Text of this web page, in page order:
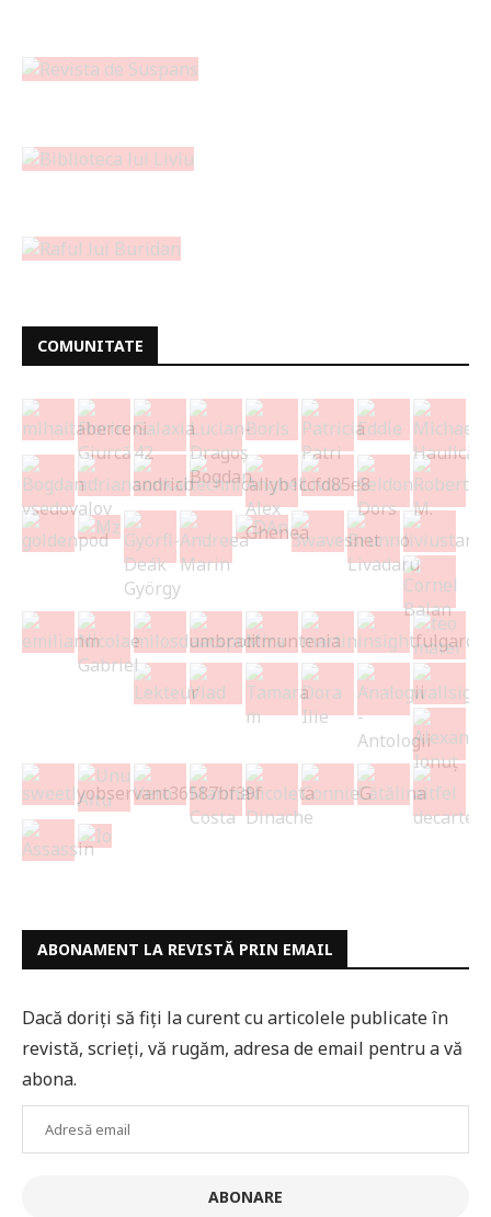
COMUNITATE
ABONAMENT LA REVISTĂ PRIN EMAIL
Dacă doriți să fiți la curent cu articolele publicate în
revistă, scrieți, vă rugăm, adresa de email pentru a vă
abona.
ABONARE